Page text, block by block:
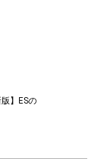
】ESの